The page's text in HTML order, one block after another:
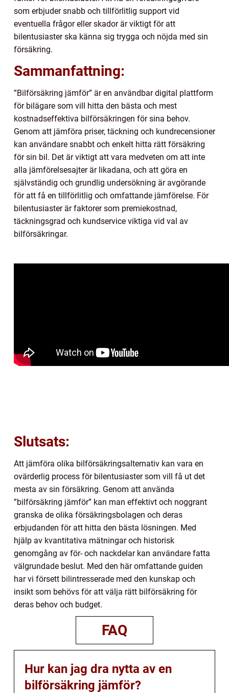
som erbjuder snabb och tillförlitlig support vid
eventuella frågor eller skador är viktigt för att
bilentusiaster ska känna sig trygga och nöjda med sin
försäkring.
Sammanfattning:
”Bilförsäkring jämför” är en användbar digital plattform
för bilägare som vill hitta den bästa och mest
kostnadseffektiva bilförsäkringen för sina behov.
Genom att jämföra priser, täckning och kundrecensioner
kan användare snabbt och enkelt hitta rätt försäkring
för sin bil. Det är viktigt att vara medveten om att inte
alla jämförelsesajter är likadana, och att göra en
självständig och grundlig undersökning är avgörande
för att få en tillförlitlig och omfattande jämförelse. För
bilentusiaster är faktorer som premiekostnad,
täckningsgrad och kundservice viktiga vid val av
bilförsäkringar.
Slutsats:
Att jämföra olika bilförsäkringsalternativ kan vara en
ovärderlig process för bilentusiaster som vill få ut det
mesta av sin försäkring. Genom att använda
”bilförsäkring jämför” kan man effektivt och noggrant
granska de olika försäkringsbolagen och deras
erbjudanden för att hitta den bästa lösningen. Med
hjälp av kvantitativa mätningar och historisk
genomgång av för- och nackdelar kan användare fatta
välgrundade beslut. Med den här omfattande guiden
har vi försett bilintresserade med den kunskap och
insikt som behövs för att välja rätt bilförsäkring för
deras behov och budget.
FAQ
Hur kan jag dra nytta av en
bilförsäkring jämför?